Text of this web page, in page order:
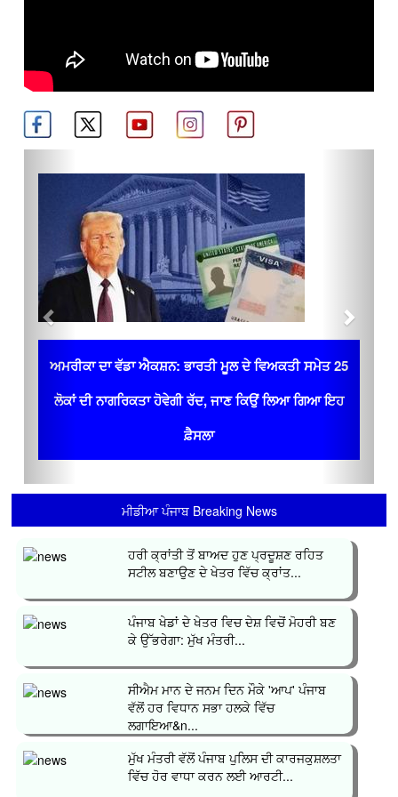
ਅਮਰੀਕਾ ਦਾ ਵੱਡਾ ਐਕਸ਼ਨ: ਭਾਰਤੀ ਮੂਲ ਦੇ ਵਿਅਕਤੀ ਸਮੇਤ 25
ਲੋਕਾਂ ਦੀ ਨਾਗਰਿਕਤਾ ਹੋਵੇਗੀ ਰੱਦ, ਜਾਣ ਕਿਉਂ ਲਿਆ ਗਿਆ ਇਹ
ਫ਼ੈਸਲਾ
ਮੀਡੀਆ ਪੰਜਾਬ Breaking News
ਹਰੀ ਕ੍ਰਾਂਤੀ ਤੋਂ ਬਾਅਦ ਹੁਣ ਪ੍ਰਦੂਸ਼ਣ ਰਹਿਤ
ਸਟੀਲ ਬਣਾਉਣ ਦੇ ਖੇਤਰ ਵਿੱਚ ਕ੍ਰਾਂਤ...
ਪੰਜਾਬ ਖੇਡਾਂ ਦੇ ਖੇਤਰ ਵਿਚ ਦੇਸ਼ ਵਿਚੋਂ ਮੋਹਰੀ ਬਣ
ਕੇ ਉੱਭਰੇਗਾ: ਮੁੱਖ ਮੰਤਰੀ...
ਸੀਐਮ ਮਾਨ ਦੇ ਜਨਮ ਦਿਨ ਮੌਕੇ 'ਆਪ' ਪੰਜਾਬ
ਵੱਲੋਂ ਹਰ ਵਿਧਾਨ ਸਭਾ ਹਲਕੇ ਵਿੱਚ
ਲਗਾਇਆ&n...
ਮੁੱਖ ਮੰਤਰੀ ਵੱਲੋਂ ਪੰਜਾਬ ਪੁਲਿਸ ਦੀ ਕਾਰਜਕੁਸ਼ਲਤਾ
ਵਿੱਚ ਹੋਰ ਵਾਧਾ ਕਰਨ ਲਈ ਆਰਟੀ...